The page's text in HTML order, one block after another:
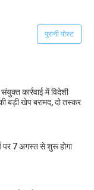
पुरानी पोस्ट
कार्रवाई में विदेशी
बड़ी खेप बरामद, दो तस्कर
पर 7 अगस्त से शुरू होगा